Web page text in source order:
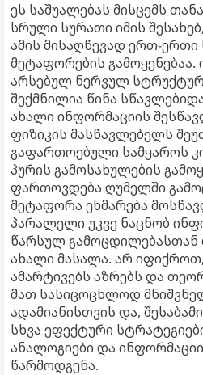
ეს საშუალებას მისცემს
სრული სურათი იმის
ამის მისაღწევად ერთ-ერთი
მეტაფორების გამოყენებაა.
არსებულ ნერვულ
შექმნილია წინა
ახალი ინფორმაციის
ფიზიკის მასწავლებელს
გაფართოებული სამყაროს
პურის გამოსახულების
ფართოვდება ღუმელში
მეტაფორა ეხმარება
პარალელი უკვე ნაცნობ
წარსულ გამოცდილებასთან
ახალი მასალა. არ
ამარტივებს აზრებს და
მათ სასიცოცხლოდ
ადამიანისთვის და,
სხვა ეფექტური
ანალოგიები და
წარმოდგენა.